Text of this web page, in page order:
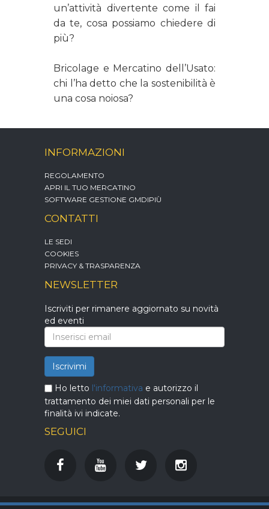
un’attività divertente come il fai
da te, cosa possiamo chiedere di
più?
Bricolage e Mercatino dell’Usato:
chi l’ha detto che la sostenibilità è
una cosa noiosa?
INFORMAZIONI
REGOLAMENTO
APRI IL TUO MERCATINO
SOFTWARE GESTIONE GMDIPIÙ
CONTATTI
LE SEDI
COOKIES
PRIVACY & TRASPARENZA
NEWSLETTER
Iscriviti per rimanere aggiornato su novità
ed eventi
Iscrivimi
Ho letto l'informativa e autorizzo il
trattamento dei miei dati personali per le
finalità ivi indicate.
SEGUICI